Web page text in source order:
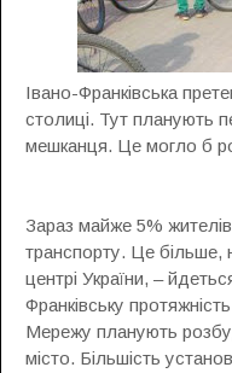
Івано-Франківська
столиці. Тут планують
мешканця. Це могло б
Зараз майже 5%
транспорту. Це більше,
центрі України, –
Франківську
Мережу планують
місто. Більшість